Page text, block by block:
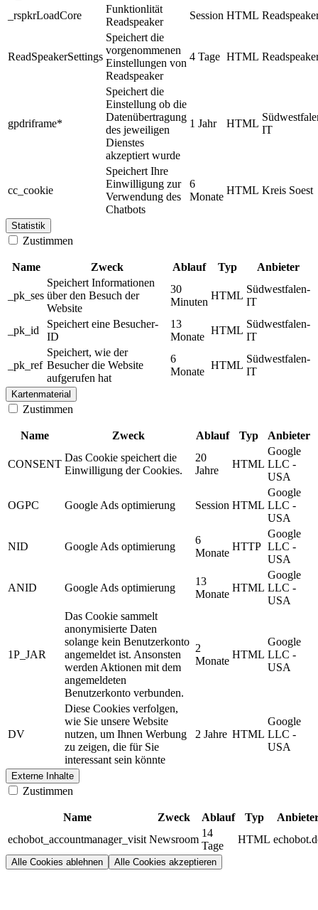
_rspkrLoadCore
Funktionlität
Readspeaker
Session HTML
ReadSpeakerSettings
Speichert die
vorgenommenen
Einstellungen von
Readspeaker
4 Tage HTML
gpdriframe*
Speichert die
Einstellung ob die
Datenübertragung
des jeweiligen
Dienstes
akzeptiert wurde
1 Jahr HTML
IT
cc_cookie
Speichert Ihre
Einwilligung zur
Verwendung des
Chatbots
6
Monate
HTML Kreis Soest
Statistik
Zustimmen
Name Zweck Ablauf Typ Anbieter
_pk_ses
Speichert Informationen
über den Besuch der
Website
30
Minuten
HTML
Südwestfalen-
IT
_pk_id
Speichert eine Besucher-
ID
13
Monate
HTML
Südwestfalen-
IT
_pk_ref
Speichert, wie der
Besucher die Website
aufgerufen hat
6
Monate
HTML
Südwestfalen-
IT
Kartenmaterial
Zustimmen
Name Zweck Ablauf Typ Anbieter
CONSENT
Das Cookie speichert die
Einwilligung der Cookies.
20
Jahre
HTML
Google
LLC -
USA
OGPC Google Ads optimierung Session HTML
Google
LLC -
USA
NID Google Ads optimierung
6
Monate
HTTP
Google
LLC -
USA
ANID Google Ads optimierung
13
Monate
HTML
Google
LLC -
USA
1P_JAR
Das Cookie sammelt
anonymisierte Daten
solange kein Benutzerkonto
angemeldet ist. Ansonsten
werden Aktionen mit dem
angemeldeten
Benutzerkonto verbunden.
2
Monate
HTML
Google
LLC -
USA
DV
Diese Cookies verfolgen,
wie Sie unsere Website
nutzen, um Ihnen Werbung
zu zeigen, die für Sie
interessant sein könnte
2 Jahre HTML
Google
LLC -
USA
Externe Inhalte
Zustimmen
Name Zweck Ablauf Typ
echobot_accountmanager_visit Newsroom
14
Tage
HTML
Alle Cookies ablehnen Alle Cookies akzeptieren